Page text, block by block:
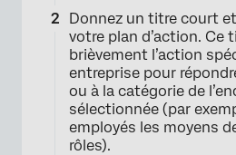
Donnez un titre court
votre plan d’action. Ce
brièvement l’action
entreprise pour
ou à la catégorie de
sélectionnée (par
employés les moyens
rôles).